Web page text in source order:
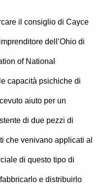
il consiglio di Cayce
dell’Ohio di
of National
capacità psichiche di
aiuto per un
di due pezzi di
che venivano applicati al
di questo tipo di
e distribuirlo